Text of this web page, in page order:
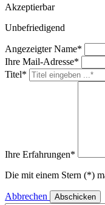
Akzeptierbar
Unbefriedigend
Angezeigter Name*
Ihre Mail-Adresse*
Titel*
Ihre Erfahrungen*
Die mit einem Stern (*)
Abbrechen Abschicken